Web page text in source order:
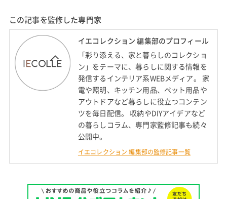
この記事を監修した専門家
イエコレクション 編集部のプロフィール
「彩り添える、家と暮らしのコレクショ
ン」をテーマに、暮らしに関する情報を
発信するインテリア系WEBメディア。 家
電や照明、キッチン用品、ペット用品や
アウトドアなど暮らしに役立つコンテン
ツを毎日配信。 収納やDIYアイデアなど
の暮らしコラム、専門家監修記事も続々
公開中。
イエコレクション 編集部の監修記事一覧